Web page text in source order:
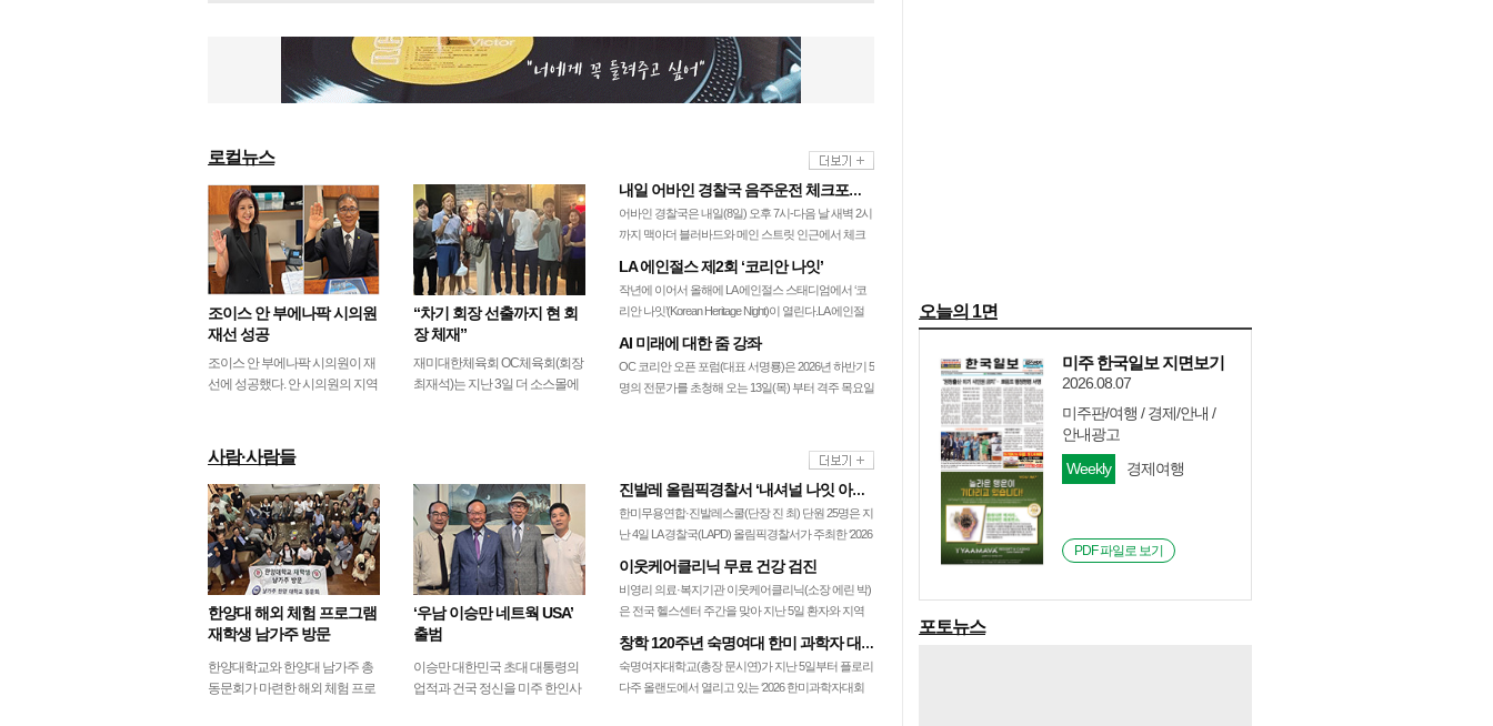
로컬뉴스
more
조이스 안 부에나팍 시의원
재선 성공
조이스 안 부에나팍 시의원이 재
선에 성공했다. 안 시의원의 지역
으로 시의원 선거…
“차기 회장 선출까지 현 회
장 체재”
재미대한체육회 OC체육회(회장
최재석)는 지난 3일 더 소스몰에
내일 어바인 경찰국 음주운전 체크포인트
어바인 경찰국은 내일(8일) 오후 7시-다음 날 새벽 2시
까지 맥아더 블러바드와 메인 스트릿 인근에서 체크
LA 에인절스 제2회 ‘코리안 나잇’
작년에 이어서 올해에 LA 에인절스 스태디엄에서 ‘코
리안 나잇’(Korean Heritage Night)이 열린다.LA 에인절
AI 미래에 대한 줌 강좌
OC 코리안 오픈 포럼(대표 서명룡)은 2026년 하반기 5
명의 전문가를 초청해 오는 13일(목) 부터 격주 목요일
사람·사람들
more
한양대 해외 체험 프로그램
재학생 남가주 방문
한양대학교와 한양대 남가주 총
동문회가 마련한 해외 체험 프로
‘우남 이승만 네트웍 USA’
출범
이승만 대한민국 초대 대통령의
업적과 건국 정신을 미주 한인사
진발레 올림픽경찰서 ‘내셔널 나잇 아웃’ 공연
한미무용연합·진발레스쿨(단장 진 최) 단원 25명은 지
난 4일 LA 경찰국(LAPD) 올림픽경찰서가 주최한 ‘2026
이웃케어클리닉 무료 건강 검진
비영리 의료·복지기관 이웃케어클리닉(소장 에린 박)
은 전국 헬스센터 주간을 맞아 지난 5일 환자와 지역
창학 120주년 숙명여대 한미 과학자 대회 참가
숙명여자대학교(총장 문시연)가 지난 5일부터 플로리
다주 올랜도에서 열리고 있는 ‘2026 한미과학자대회
오늘의 1면
미주 한국일보 지면보기
2026.08.07
미주판/여행 / 경제/안내 /
안내광고
Weekly
경제여행
PDF 파일로 보기
포토뉴스